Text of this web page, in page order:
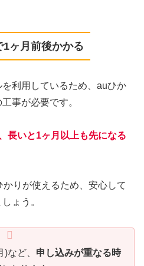
ヶ月前後かかる
利用しているため、auひか
事が必要です。
長いと1ヶ月以上も先になる
りが使えるため、安心して
ょう。
など、 申し込みが重なる時